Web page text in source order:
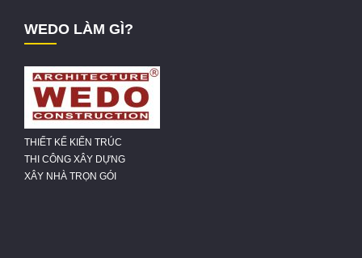
WEDO LÀM GÌ?
THIẾT KẾ KIẾN TRÚC
THI CÔNG XÂY DỰNG
XÂY NHÀ TRỌN GÓI